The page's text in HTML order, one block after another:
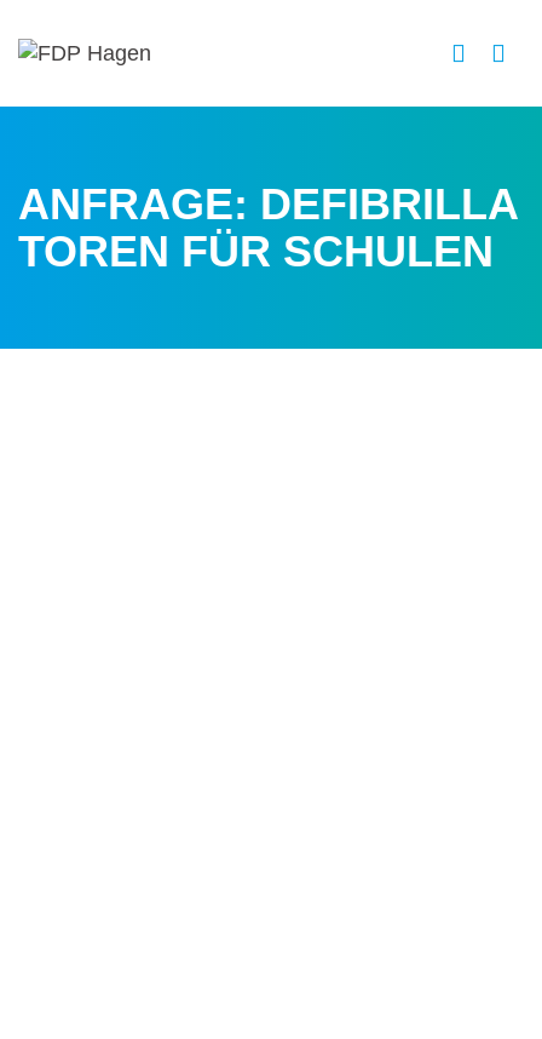
ANFRAGE: DEFIBRILLA
TOREN FÜR SCHULEN